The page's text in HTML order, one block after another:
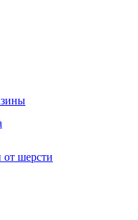
от шерсти